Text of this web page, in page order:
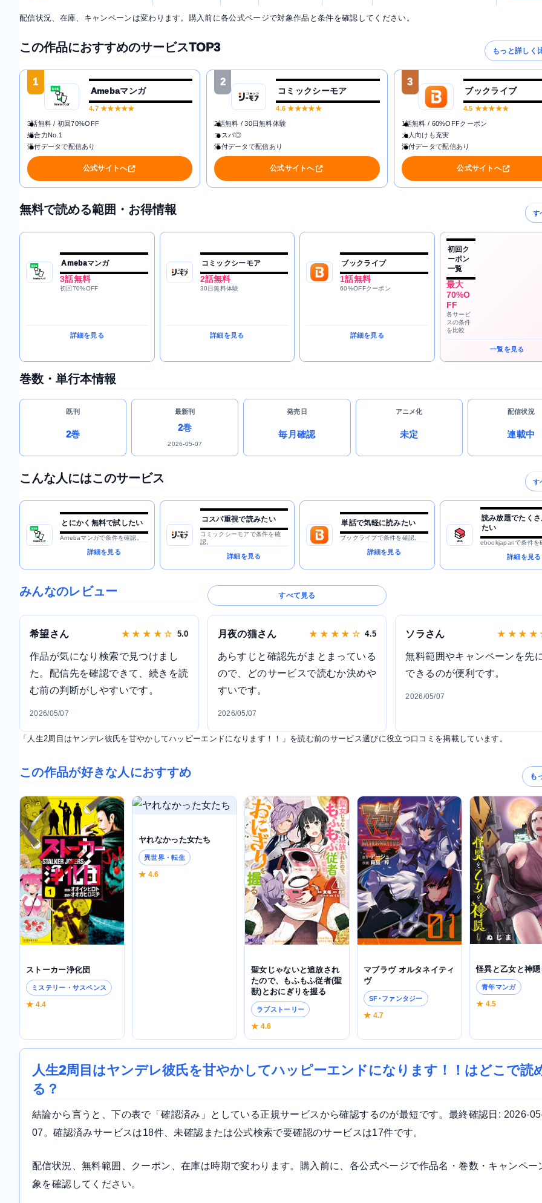
配信状況、在庫、キャンペーンは変わります。購入前に各公式ページで対象作品と条件を確認してください。
この作品におすすめのサービスTOP3 もっと詳しく
1
Amebaマンガ
4.7★★★★★
3話無料 / 初回70%OFF
総合力No.1
添付データで配信あり
公式サイトへ
2
コミックシーモア
4.6 ★★★★★
2話無料 / 30日無料体験
コスパ◎
添付データで配信あり
公式サイトへ
3
ブックライブ
4.5 ★★★★★
1話無料 / 60%OFFクーポン
大人向けも充実
添付データで配信あり
公式サイトへ
無料で読める範囲・お得情報 す
Amebaマンガ
3話無料
初回70%OFF
詳細を見る
コミックシーモア
2話無料
30日無料体験
詳細を見る
ブックライブ
1話無料
60%OFFクーポン
詳細を見る
初回ク
ーポン
一覧
最大
70%O
FF
各サービ
スの条件
を比較
一覧を見る
巻数・単行本情報
既刊
2巻
最新刊
2巻
2026-05-07
発売日
毎月確認
アニメ化
未定
配信状況
連載中
こんな人にはこのサービス す
とにかく無料で試したい
Amebaマンガで条件を確認。
詳細を見る
コスパ重視で読みたい
コミックシーモアで条件を確
認。
詳細を見る
単話で気軽に読みたい
ブックライブで条件を確認。
詳細を見る
読み放題でたく
たい
ebookjapanで条件を
詳細を見る
みんなのレビュー すべて見る
希望さん ★ ★ ★ ★ ☆ 5.0
作品が気になり検索で見つけまし
た。配信先を確認できて、続きを読
む前の判断がしやすいです。
2026/05/07
月夜の猫さん ★ ★ ★ ★ ☆ 4.5
あらすじと確認先がまとまっている
ので、どのサービスで読むか決めや
すいです。
2026/05/07
ソラさん ★ ★ ★ ★
無料範囲やキャンペーンを先
できるのが便利です。
2026/05/07
「人生2周目はヤンデレ彼氏を甘やかしてハッピーエンドになります！！」を読む前のサービス選びに役立つ口コミを掲載しています。
この作品が好きな人におすすめ も
ストーカー浄化団
ミステリー・サスペンス
★ 4.4
ヤれなかった女たち
異世界・転生
★ 4.6
聖女じゃないと追放され
たので、もふもふ従者(聖
獣)とおにぎりを握る
ラブストーリー
★ 4.6
マブラヴ オルタネイティ
ヴ
SF･ファンタジー
★ 4.7
怪異と乙女と神隠
青年マンガ
★ 4.5
人生2周目はヤンデレ彼氏を甘やかしてハッピーエンドになります！！はどこで読
る？
結論から言うと、下の表で「確認済み」としている正規サービスから確認するのが最短です。最終確認日: 2026-
07。確認済みサービスは18件、未確認または公式検索で要確認のサービスは17件です。
配信状況、無料範囲、クーポン、在庫は時期で変わります。購入前に、各公式ページで作品名・巻数・キャンペー
象を確認してください。